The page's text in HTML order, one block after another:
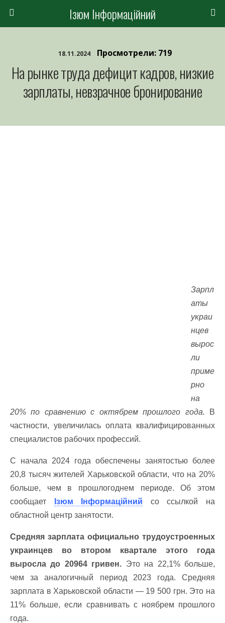
Ізюм Інформаційний
18.11.2024 Просмотрели: 719
На рынке труда дефицит кадров, низкие
зарплаты, невзрачное бронирование
Зарпл
аты
украи
нцев
вырос
ли
приме
рно
на
20% по сравнению с октябрем прошлого года. В
частности, увеличилась оплата квалифицированных
специалистов рабочих профессий.
С начала 2024 года обеспечены занятостью более
20,8 тысяч жителей Харьковской области, что на 20%
больше, чем в прошлогоднем периоде. Об этом
сообщает
Ізюм Інформаційний со ссылкой на
областной центр занятости.
Средняя зарплата официально трудоустроенных
украинцев во втором квартале этого года
выросла до 20964 гривен. Это на 22,1% больше,
чем за аналогичный период 2023 года. Средняя
зарплата в Харьковской области — 19 500 грн. Это на
11% больше, если сравнивать с ноябрем прошлого
года.